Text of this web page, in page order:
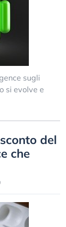
sugli
si evolve e
del
che